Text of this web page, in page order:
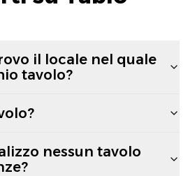
il locale nel quale
tavolo?
nessun tavolo